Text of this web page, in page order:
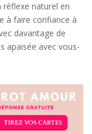
réflexe naturel en
à faire confiance à
davantage de
apaisée avec vous-